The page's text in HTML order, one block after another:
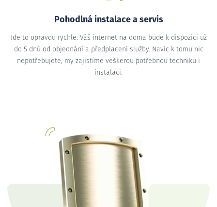
Pohodlná instalace a servis
Jde to opravdu rychle. Váš internet na doma bude k dispozici už
do 5 dnů od objednání a předplacení služby. Navíc k tomu nic
nepotřebujete, my zajistíme veškerou potřebnou techniku i
instalaci.